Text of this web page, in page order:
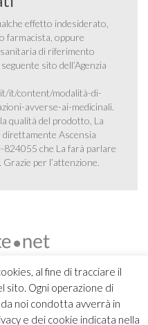
al fine di tracciare il
sito. Ogni operazione di
noi condotta avverrà in
e dei cookie indicata nella
effetto indesiderato,
farmacista, oppure
di riferimento
sito dell’Agenzia
it/content/modalità-di-
avverse-ai-medicinali.
qualità del prodotto, La
direttamente Ascensia
che La farà parlare
per l’attenzione.